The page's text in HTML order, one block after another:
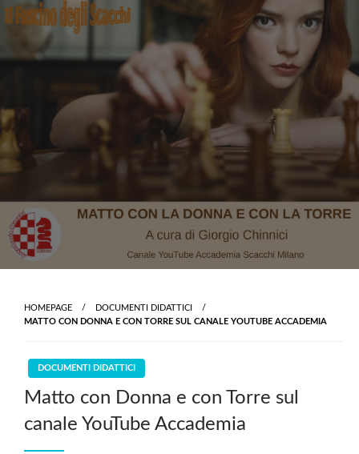
Skip
content
HOMEPAGE
DOCUMENTI DIDATTICI
MATTO CON DONNA E CON TORRE SUL CANALE YOUTUBE ACCADEMIA
DOCUMENTI DIDATTICI
Matto con Donna e con Torre sul
canale YouTube Accademia